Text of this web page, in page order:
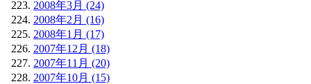
2008年3月 (24)
2008年2月 (16)
2008年1月 (17)
2007年12月 (18)
2007年11月 (20)
2007年10月 (15)